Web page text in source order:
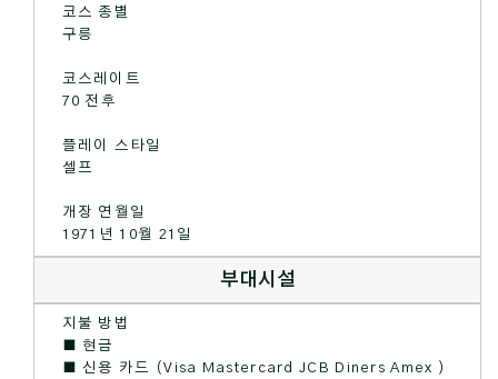
코스 종별
구릉
코스레이트
70 전후
플레이 스타일
셀프
개장 연월일
1971년 10월 21일
부대시설
지불 방법
■ 현금
■ 신용 카드 (Visa Mastercard JCB Diners Amex )